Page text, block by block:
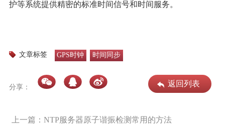
护等系统提供精密的标准时间信号和时间服务。
文章标签 GPS时钟 时间同步
分享： 返回列表
上一篇：NTP服务器原子谐振检测常用的方法